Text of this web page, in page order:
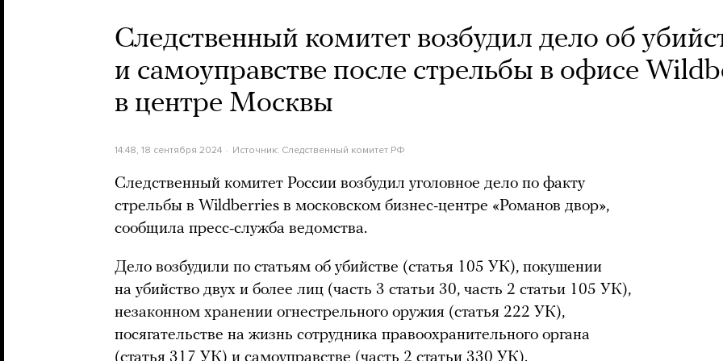
Следственный комитет возбудил дело об
и самоуправстве после стрельбы в офисе
в центре Москвы
14:48, 18 сентября 2024 Источник: Следственный комитет РФ
Следственный комитет России возбудил уголовное дело по факту
стрельбы в Wildberries в московском бизнес-центре «Романов двор»,
сообщила пресс-служба ведомства.
Дело возбудили по статьям об убийстве (статья 105 УК), покушении
на убийство двух и более лиц (часть 3 статьи 30, часть 2 статьи 105 УК),
незаконном хранении огнестрельного оружия (статья 222 УК),
посягательстве на жизнь сотрудника правоохранительного органа
(статья 317 УК) и самоуправстве (часть 2 статьи 330 УК).